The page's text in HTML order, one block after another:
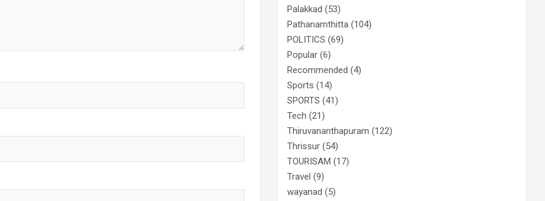
Palakkad (53)
Pathanamthitta (104)
POLITICS (69)
Popular (6)
Recommended (4)
Sports (14)
SPORTS (41)
Tech (21)
Thiruvananthapuram (122)
Thrissur (54)
TOURISAM (17)
Travel (9)
wayanad (5)